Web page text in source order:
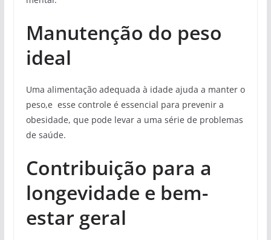
Manutenção do peso
ideal
Uma alimentação adequada à idade ajuda a manter o
peso,e esse controle é essencial para prevenir a
obesidade, que pode levar a uma série de problemas
de saúde.
Contribuição para a
longevidade e bem-
estar geral